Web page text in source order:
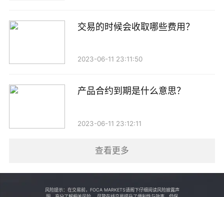
交易的时候会收取哪些费用？
2023-06-11 23:11:50
产品合约到期是什么意思？
2023-06-11 23:12:11
查看更多
风险提示：在交易前，FOCA MARKETS请阁下仔细阅读风险披露声